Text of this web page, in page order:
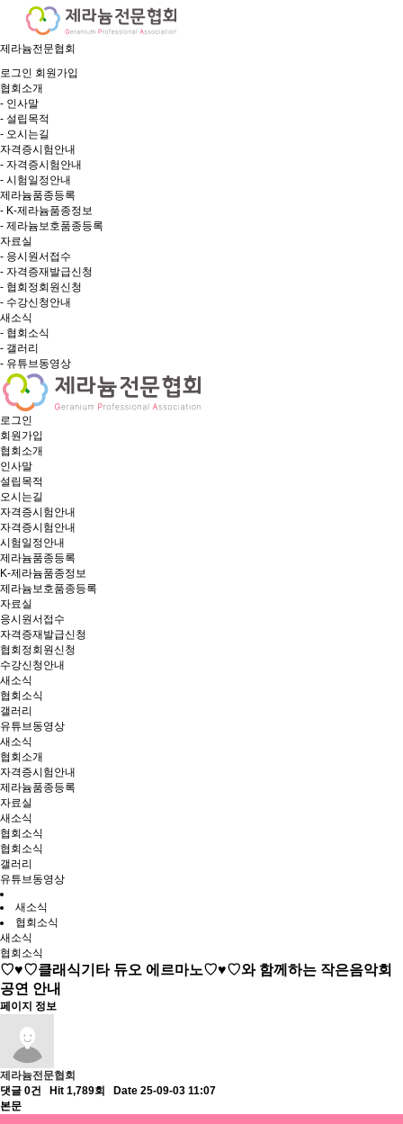
제라늄전문협회
로그인 회원가입
협회소개
- 인사말
- 설립목적
- 오시는길
자격증시험안내
- 자격증시험안내
- 시험일정안내
제라늄품종등록
- K-제라늄품종정보
- 제라늄보호품종등록
자료실
- 응시원서접수
- 자격증재발급신청
- 협회정회원신청
- 수강신청안내
새소식
- 협회소식
- 갤러리
- 유튜브동영상
로그인
회원가입
협회소개
인사말
설립목적
오시는길
자격증시험안내
자격증시험안내
시험일정안내
제라늄품종등록
K-제라늄품종정보
제라늄보호품종등록
자료실
응시원서접수
자격증재발급신청
협회정회원신청
수강신청안내
새소식
협회소식
갤러리
유튜브동영상
새소식
협회소개
자격증시험안내
제라늄품종등록
자료실
새소식
협회소식
협회소식
갤러리
유튜브동영상
새소식
협회소식
새소식
협회소식
♡♥♡클래식기타 듀오 에르마노♡♥♡와 함께하는 작은음악회
공연 안내
페이지 정보
제라늄전문협회
댓글 0건
Hit 1,789회
Date 25-09-03 11:07
본문